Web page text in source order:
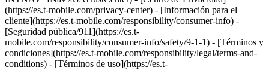
(https://es.t-mobile.com/privacy-center) - [Información para el
cliente](https://es.t-mobile.com/responsibility/consumer-info) -
[Seguridad pública/911](https://es.t-
mobile.com/responsibility/consumer-info/safety/9-1-1) - [Términos y
condiciones](https://es.t-mobile.com/responsibility/legal/terms-and-
conditions) - [Términos de uso](https://es.t-